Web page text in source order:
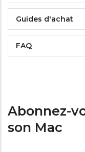
Guides d'achat
FAQ
Abonnez-
son Mac